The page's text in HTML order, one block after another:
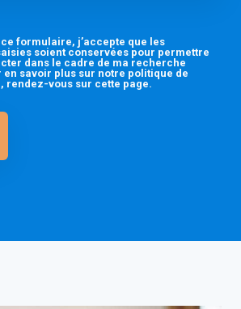
ce formulaire, j’accepte que les
soient conservées pour permettre
dans le cadre de ma recherche
en savoir plus sur notre politique de
rendez-vous sur cette page.